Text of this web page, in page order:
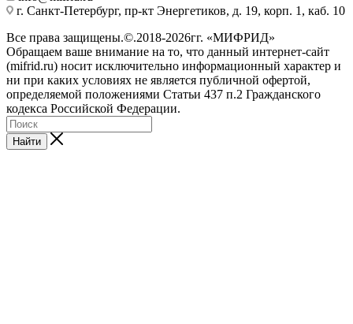
г. Санкт-Петербург, пр-кт Энергетиков, д. 19, корп. 1, каб. 10
Все права защищены.©.2018-2026гг. «МИФРИД»
Обращаем ваше внимание на то, что данный интернет-сайт
(mifrid.ru) носит исключительно информационный характер и
ни при каких условиях не является публичной офертой,
определяемой положениями Статьи 437 п.2 Гражданского
кодекса Российской Федерации.
Найти